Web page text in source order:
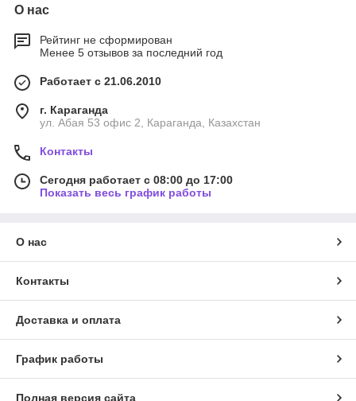
О нас
Рейтинг не сформирован
Менее 5 отзывов за последний год
Работает с 21.06.2010
г. Караганда
ул. Абая 53 офис 2, Караганда, Казахстан
Контакты
Сегодня работает с 08:00 до 17:00
Показать весь график работы
О нас
Контакты
Доставка и оплата
График работы
Полная версия сайта